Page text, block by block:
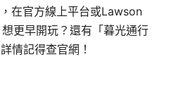
在官方線上平台或Lawson
更早開玩？還有「暮光通行
情記得查官網！